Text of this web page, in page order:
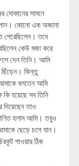
দোকানের সামনে
কোনো এক অজানা
পেরেছিলেন। তবে
কেউ মজা করে
দেন তিনি। আমি
ছিঁড়েন। কিন্তু
বলতেন আমি
হয়েছে সব তিনি
দিয়েছেন তাও
হলাম আমি। তবুও
ছেড়ে চলে যান।
পাওয়ার ঠিক